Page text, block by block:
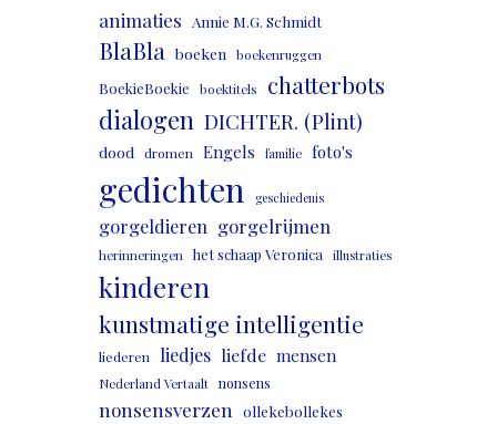
animaties Annie M.G. Schmidt
BlaBla boeken boekenruggen
BoekieBoekie boektitels chatterbots
dialogen DICHTER. (Plint)
dood dromen Engels familie foto's
gedichten geschiedenis
gorgeldieren gorgelrijmen
herinneringen het schaap Veronica illustraties
kinderen
kunstmatige intelligentie
liederen liedjes liefde mensen
Nederland Vertaalt nonsens
nonsensverzen ollekebollekes